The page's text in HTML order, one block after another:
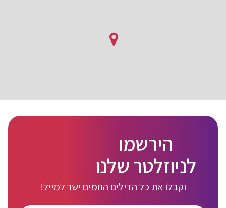
הירשמו
לניוזלטר שלנו
וקבלו את כל הדילים החמים ישר למייל!